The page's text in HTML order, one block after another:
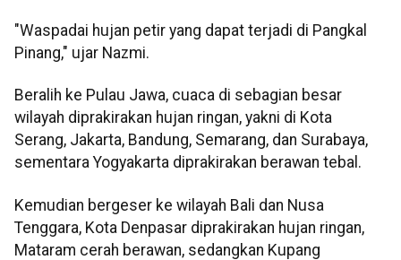
"Waspadai hujan petir yang dapat terjadi di Pangkal
Pinang," ujar Nazmi.
Beralih ke Pulau Jawa, cuaca di sebagian besar
wilayah diprakirakan hujan ringan, yakni di Kota
Serang, Jakarta, Bandung, Semarang, dan Surabaya,
sementara Yogyakarta diprakirakan berawan tebal.
Kemudian bergeser ke wilayah Bali dan Nusa
Tenggara, Kota Denpasar diprakirakan hujan ringan,
Mataram cerah berawan, sedangkan Kupang